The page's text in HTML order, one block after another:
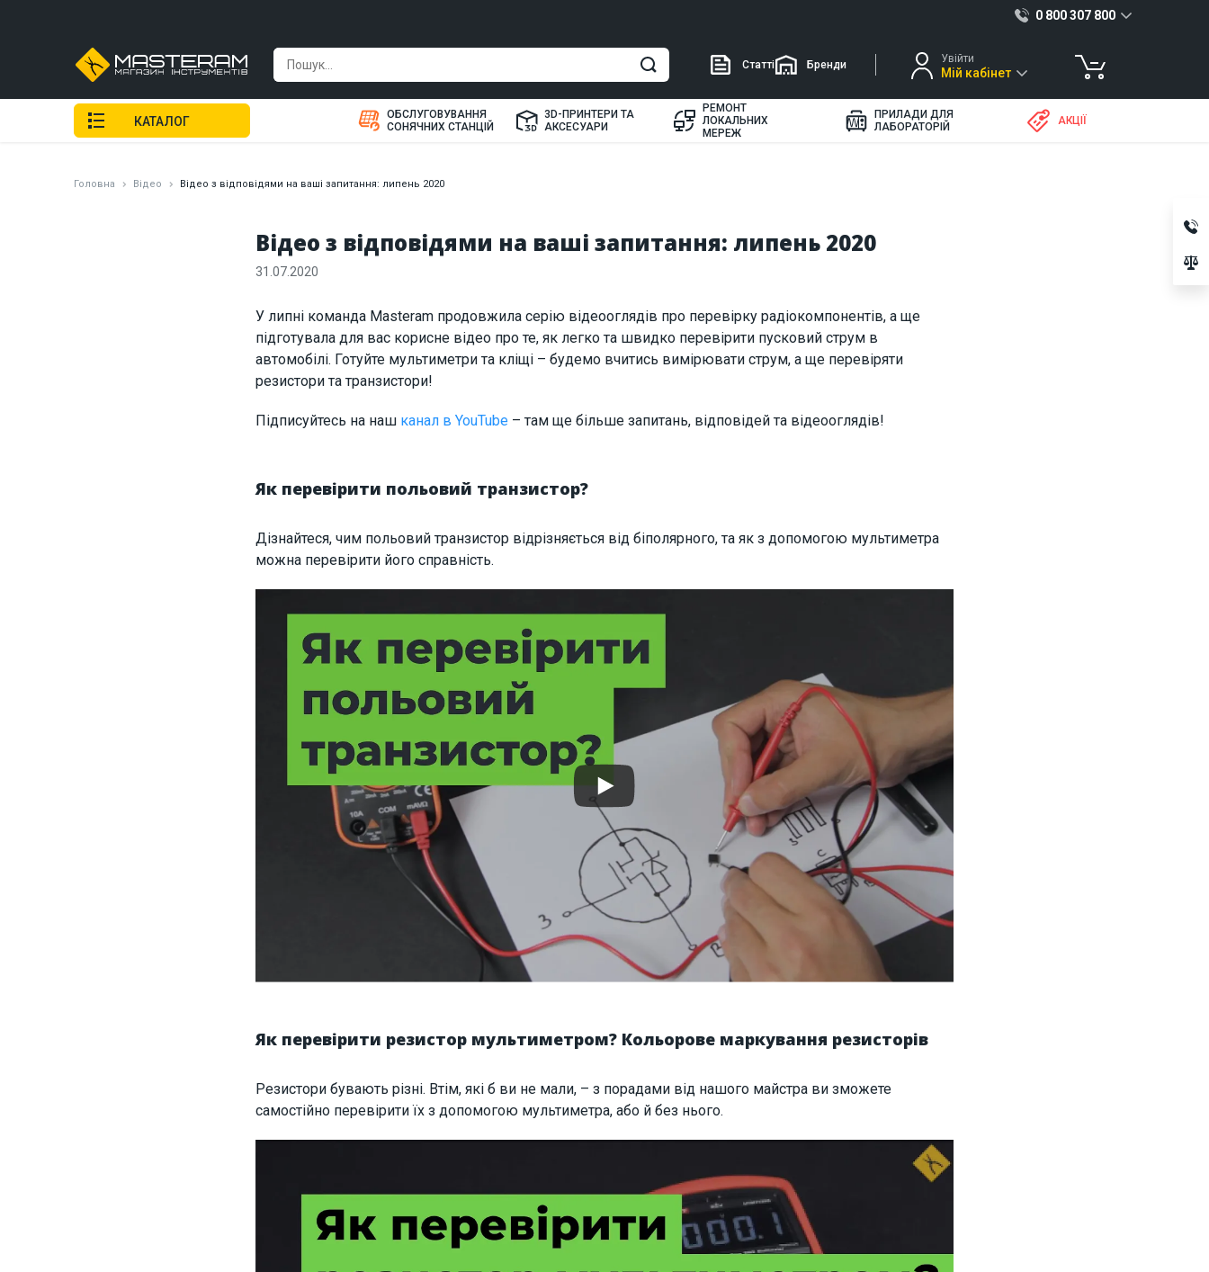
Відео з відповідями на ваші запитання: липень 2020
Головна Відео Відео з відповідями на ваші запитання: липень 2020
31.07.2020
У липні команда Masteram продовжила серію відеооглядів про перевірку радіокомпонентів, а ще
підготувала для вас корисне відео про те, як легко та швидко перевірити пусковий струм в
автомобілі. Готуйте мультиметри та кліщі – будемо вчитись вимірювати струм, а ще перевіряти
резистори та транзистори!
Підписуйтесь на наш канал в YouTube– там ще більше запитань, відповідей та відеооглядів!
Як перевірити польовий транзистор?
Дізнайтеся, чим польовий транзистор відрізняється від біполярного, та як з допомогою мультиметра
можна перевірити його справність.
Як перевірити резистор мультиметром? Кольорове маркування резисторів
Резистори бувають різні. Втім, які б ви не мали, – з порадами від нашого майстра ви зможете
самостійно перевірити їх з допомогою мультиметра, або й без нього.
0 800 307 800
Статті Бренди Увійти
Мій кабінет
КАТАЛОГ
ОБСЛУГОВУВАННЯ
СОНЯЧНИХ СТАНЦІЙ
3D-ПРИНТЕРИ ТА
АКСЕСУАРИ
РЕМОНТ
ЛОКАЛЬНИХ
МЕРЕЖ
ПРИЛАДИ ДЛЯ
ЛАБОРАТОРІЙ
АКЦІЇ